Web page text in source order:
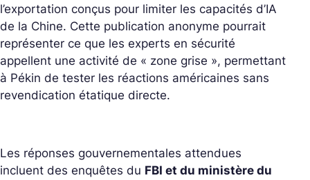
l’exportation conçus pour limiter les capacités d’IA
de la Chine. Cette publication anonyme pourrait
représenter ce que les experts en sécurité
appellent une activité de « zone grise », permettant
à Pékin de tester les réactions américaines sans
revendication étatique directe.
Les réponses gouvernementales attendues
incluent des enquêtes du FBI et du ministère du